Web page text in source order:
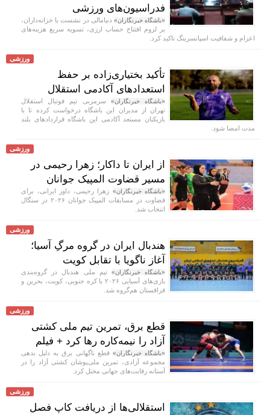
فدراسیون‌های ورزشی
«باشگاه خبرنگاران» دنیامالی در نشست با خزانه‌داران،
بر لزوم افتتاح حساب ارزی، تسویه سریع هزینه‌های
اعزام و شفافیت اسپانسرینگ تاکید کرد.
ورزشی
تأکید بختیاری‌زاده بر حفظ
استعداد‌های آکادمی استقلال
«باشگاه خبرنگاران» سرمربی تیم فوتبال استقلال
تهران از مدیران این باشگاه درخواست کرده تا با
بازیکنان مستعد آکادمی این باشگاه قرارداد‌های بلند
مدت امضا شود.
ورزشی
از ایران تا داکار؛ زهرا رحیمی در
مسیر قضاوت المپیک جوانان
«باشگاه خبرنگاران» زهرا رحیمی، داور ایرانی، برای
قضاوت در مسابقات المپیک جوانان ۲۰۲۶ در سنگال
انتخاب شد.
ورزشی
هندبال ایران در گروه مرگِ آسیا؛
آغاز ناگویا با تقابل کویت
«باشگاه خبرنگاران» تیم ملی هندبال در گروه‌بندی
بازی‌های آسیایی ۲۰۲۶ با کره جنوبی، کویت، بحرین و
قزاقستان هم‌گروه شد.
ورزشی
قطع برق، تمرین تیم ملی کشتی
آزاد را نیمه‌کاره رها کرد + فیلم
«باشگاه خبرنگاران» قطع ناگهانی برق به دلیل بدهی
مجموعه آزادی، تمرین ملی‌پوشان کشتی آزاد را در
آستانه رقابت‌های جهانی مختل کرد.
ورزشی
استقلالی‌ها از دریافت کاپ فصل